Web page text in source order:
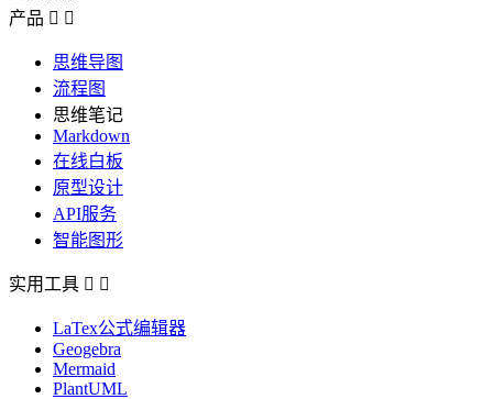
产品  
思维导图
流程图
思维笔记
Markdown
在线白板
原型设计
API服务
智能图形
实用工具  
LaTex公式编辑器
Geogebra
Mermaid
PlantUML